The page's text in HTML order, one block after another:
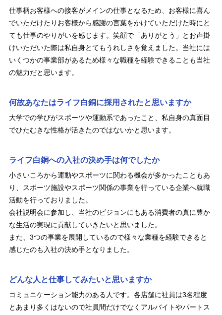
仕事柄お客様への接客がメインの仕事となるため、お客様に喜ん
でいただけたりお客様から感謝の言葉をかけていただけた時にと
ても仕事のやりがいを感じます。笑顔で「ありがとう」とお声掛
けいただいた際は私自身とてもうれしさを覚えました。当社には
いくつかの事業部があるため様々な職種を経験できることも当社
の魅力だと思います。
何故あなたはライフ白銅に採用されたと思いますか
大学での学びがスポーツや運動系であったこと、私自身の真面目
でひたむきな性格が活きたのではないかと思います。
ライフ白銅への入社の決め手は何でしたか
小さいころから運動やスポーツに関わる機会が多かったこともあ
り、スポーツ施設やスポーツ関係の事業を行っている企業へ就職
活動を行っておりました。
会社説明会に参加し、当社のビジョンにもある消費者の真に豊か
な生活の実現に貢献していきたいと思いました。
また、3つの事業を展開しているので様々な業種を経験できると
感じたのも入社の決め手となりました。
どんな人と仕事してみたいと思いますか
コミュニケーション能力のある人です。各店舗に社員は3名程度
とあまり多くはないので社員間だけでなくアルバイトやパートス